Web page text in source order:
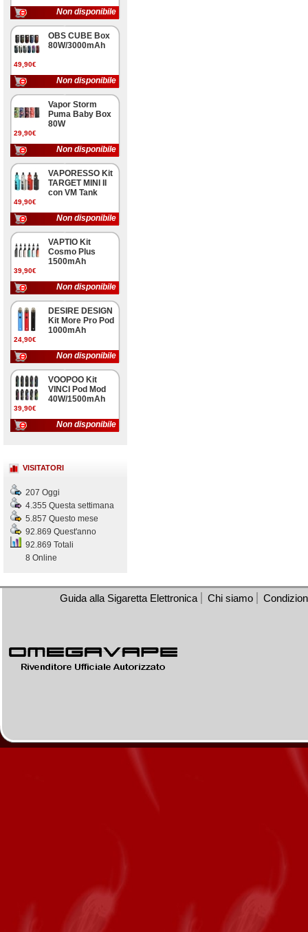
Non disponibile
49,90€
OBS CUBE Box
80W/3000mAh
Non disponibile
29,90€
Vapor Storm
Puma Baby Box
80W
Non disponibile
49,90€
VAPORESSO Kit
TARGET MINI II
con VM Tank
Non disponibile
39,90€
VAPTIO Kit
Cosmo Plus
1500mAh
Non disponibile
24,90€
DESIRE DESIGN
Kit More Pro Pod
1000mAh
Non disponibile
39,90€
VOOPOO Kit
VINCI Pod Mod
40W/1500mAh
Non disponibile
VISITATORI
207 Oggi
4.355 Questa settimana
5.857 Questo mese
92.869 Quest'anno
92.869 Totali
8 Online
Guida alla Sigaretta Elettronica Chi siamo